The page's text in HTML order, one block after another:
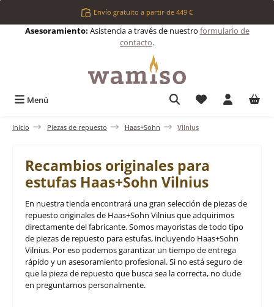
Saltar al contenido principalEnvío gratuito a partir de 449 €
Asesoramiento: Asistencia a través de nuestro formulario de
contacto.
Menú Tienes 0
Inicio Piezas de repuesto Haas+Sohn Vilnius
Recambios originales para
estufas Haas+Sohn Vilnius
En nuestra tienda encontrará una gran selección de piezas de
repuesto originales de Haas+Sohn Vilnius que adquirimos
directamente del fabricante. Somos mayoristas de todo tipo
de piezas de repuesto para estufas, incluyendo Haas+Sohn
Vilnius. Por eso podemos garantizar un tiempo de entrega
rápido y un asesoramiento profesional. Si no está seguro de
que la pieza de repuesto que busca sea la correcta, no dude
en preguntarnos personalmente.